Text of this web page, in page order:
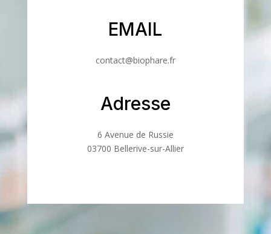
EMAIL
contact@biophare.fr
Adresse
6 Avenue de Russie
03700 Bellerive-sur-Allier